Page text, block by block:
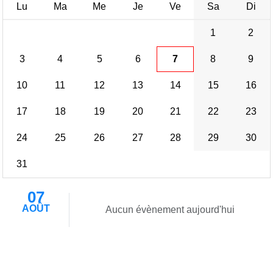
Lu Ma Me Je Ve Sa Di
1 2
3 4 5 6 7 8 9
10 11 12 13 14 15 16
17 18 19 20 21 22 23
24 25 26 27 28 29 30
31
07
AOÛT Aucun évènement aujourd'hui